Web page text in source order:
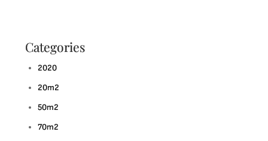
Categories
2020
20m2
50m2
70m2